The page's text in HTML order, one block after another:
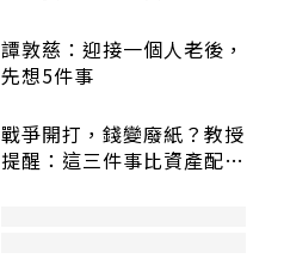
譚敦慈：迎接一個人老後，
先想5件事
戰爭開打，錢變廢紙？教授
提醒：這三件事比資產配置